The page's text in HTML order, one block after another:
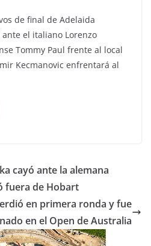
de final de Adelaida
el italiano Lorenzo
Tommy Paul frente al local
Kecmanovic enfrentará al
cayó ante la alemana
fuera de Hobart
en primera ronda y fue
en el Open de Australia